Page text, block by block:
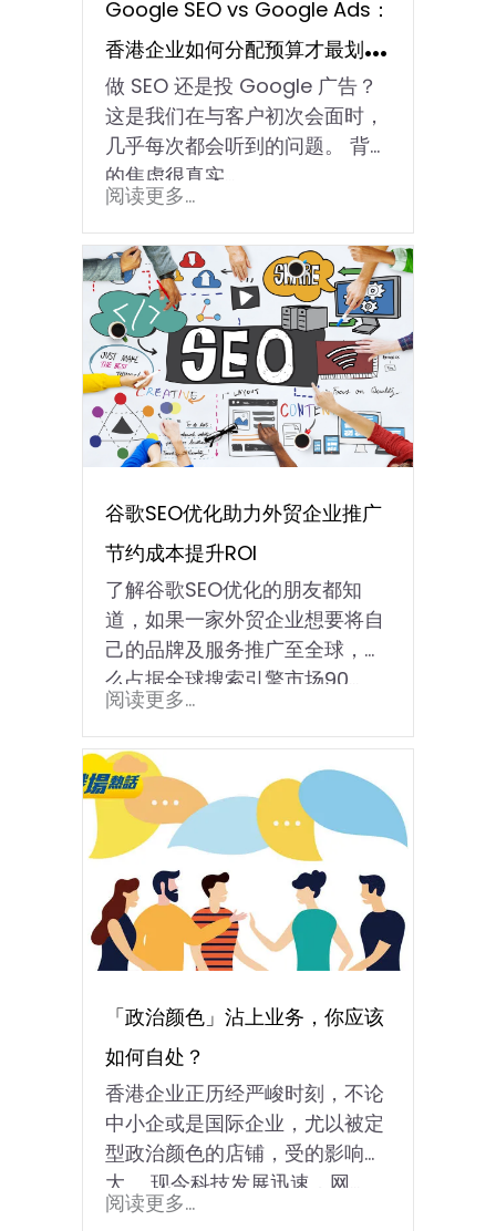
Google SEO vs Google Ads：
香港企业如何分配预算才最划
算？
做 SEO 还是投 Google 广告？
这是我们在与客户初次会面时，
几乎每次都会听到的问题。 背后
的焦虑很真实…
阅读更多...
谷歌SEO优化助力外贸企业推广
节约成本提升ROI
了解谷歌SEO优化的朋友都知
道，如果一家外贸企业想要将自
己的品牌及服务推广至全球，那
么占据全球搜索引擎市场90...
阅读更多...
「政治颜色」沾上业务，你应该
如何自处？
香港企业正历经严峻时刻，不论
中小企或是国际企业，尤以被定
型政治颜色的店铺，受的影响甚
大。 现今科技发展迅速，网...
阅读更多...